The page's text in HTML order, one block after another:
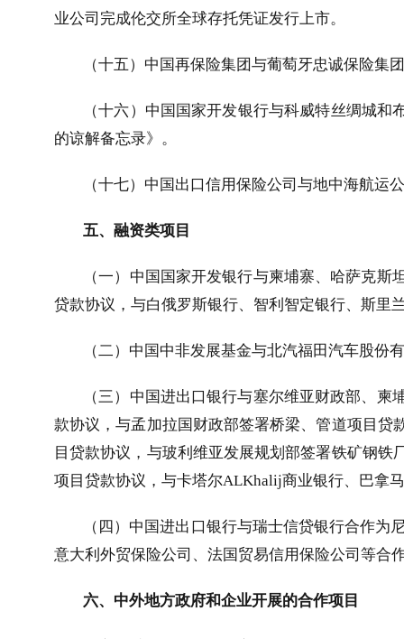
业公司完成伦交所全球存托凭证发行上市。
（十五）中国再保险集团与葡萄牙忠诚保险集
（十六）中国国家开发银行与科威特丝绸城
的谅解备忘录》。
（十七）中国出口信用保险公司与地中海航运
五、融资类项目
（一）中国国家开发银行与柬埔寨、哈萨克
贷款协议，与白俄罗斯银行、智利智定银行、斯里
（二）中国中非发展基金与北汽福田汽车股份
（三）中国进出口银行与塞尔维亚财政部、
款协议，与孟加拉国财政部签署桥梁、管道项目
目贷款协议，与玻利维亚发展规划部签署铁矿钢
项目贷款协议，与卡塔尔ALKhalij商业银行、巴拿
（四）中国进出口银行与瑞士信贷银行合作为
意大利外贸保险公司、法国贸易信用保险公司等合
六、中外地方政府和企业开展的合作项目